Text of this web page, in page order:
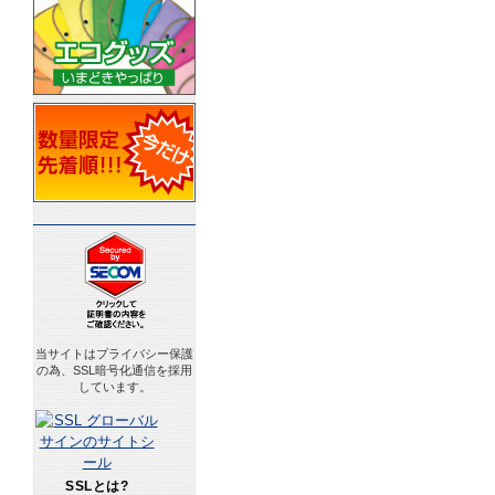
当サイトはプライバシー保護
の為、SSL暗号化通信を採用
しています。
SSLとは?